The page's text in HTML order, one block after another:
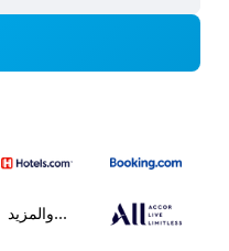
...والمزيد